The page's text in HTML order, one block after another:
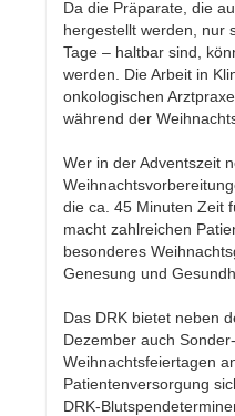
Da die Präparate, die
hergestellt werden, nur
Tage – haltbar sind,
werden. Die Arbeit in
onkologischen
während der
Wer in der Adventszeit
die ca. 45 Minuten Zeit
macht zahlreichen
besonderes
Genesung und
Das DRK bietet neben
Dezember auch
Weihnachtsfeiertagen
Patientenversorgung
DRK-